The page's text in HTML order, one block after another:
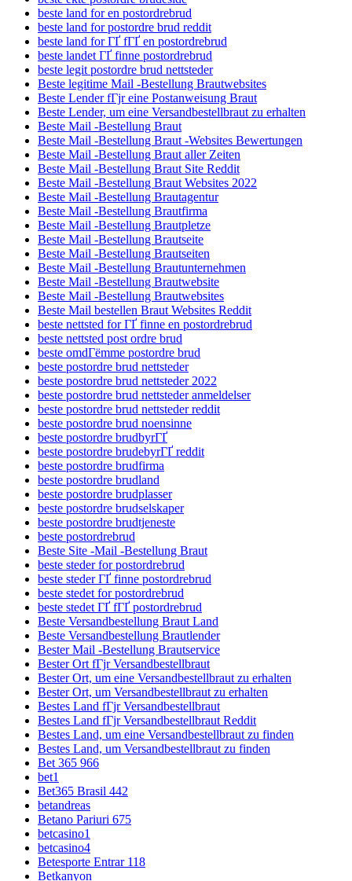
beste land for en postordrebrud
beste land for postordre brud reddit
beste land for ГҐ fГҐ en postordrebrud
beste landet ГҐ finne postordrebrud
beste legit postordre brud nettsteder
Beste legitime Mail -Bestellung Brautwebsites
Beste Lender fГјr eine Postanweisung Braut
Beste Lender, um eine Versandbestellbraut zu erhalten
Beste Mail -Bestellung Braut
Beste Mail -Bestellung Braut -Websites Bewertungen
Beste Mail -Bestellung Braut aller Zeiten
Beste Mail -Bestellung Braut Site Reddit
Beste Mail -Bestellung Braut Websites 2022
Beste Mail -Bestellung Brautagentur
Beste Mail -Bestellung Brautfirma
Beste Mail -Bestellung Brautpletze
Beste Mail -Bestellung Brautseite
Beste Mail -Bestellung Brautseiten
Beste Mail -Bestellung Brautunternehmen
Beste Mail -Bestellung Brautwebsite
Beste Mail -Bestellung Brautwebsites
Beste Mail bestellen Braut Websites Reddit
beste nettsted for ГҐ finne en postordrebrud
beste nettsted post ordre brud
beste omdГёmme postordre brud
beste postordre brud nettsteder
beste postordre brud nettsteder 2022
beste postordre brud nettsteder anmeldelser
beste postordre brud nettsteder reddit
beste postordre brud noensinne
beste postordre brudbyrГҐ
beste postordre brudebyrГҐ reddit
beste postordre brudfirma
beste postordre brudland
beste postordre brudplasser
beste postordre brudselskaper
beste postordre brudtjeneste
beste postordrebrud
Beste Site -Mail -Bestellung Braut
beste steder for postordrebrud
beste steder ГҐ finne postordrebrud
beste stedet for postordrebrud
beste stedet ГҐ fГҐ postordrebrud
Beste Versandbestellung Braut Land
Beste Versandbestellung Brautlender
Bester Mail -Bestellung Brautservice
Bester Ort fГјr Versandbestellbraut
Bester Ort, um eine Versandbestellbraut zu erhalten
Bester Ort, um Versandbestellbraut zu erhalten
Bestes Land fГјr Versandbestellbraut
Bestes Land fГјr Versandbestellbraut Reddit
Bestes Land, um eine Versandbestellbraut zu finden
Bestes Land, um Versandbestellbraut zu finden
Bet 365 966
bet1
Bet365 Brasil 442
betandreas
Betano Pariuri 675
betcasino1
betcasino4
Betesporte Entrar 118
Betkanyon